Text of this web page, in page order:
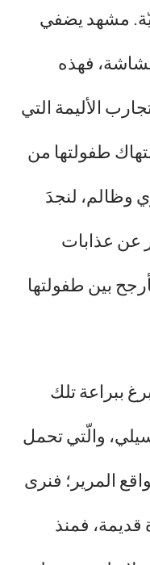
مشهد يضفي
فهذه
الأليمة التي
طفولتها من
وظالم، لنجدَ
عن عذابات
بين طفولتها
ببراعة تلك
والّتي تحمل
المرير؛ فنرى
فمنذ